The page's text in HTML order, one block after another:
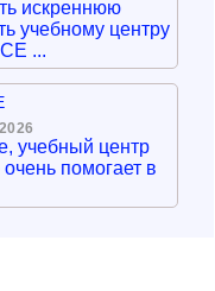
искреннюю
учебному центру
...
учебный центр
помогает в